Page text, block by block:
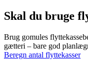
Skal du bruge
Brug gomules
gætteri – bare god
Beregn antal flyttekasser